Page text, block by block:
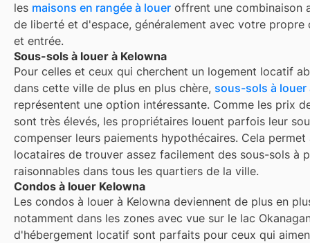
les maisons en rangée à louer offrent une combinaison
de liberté et d'espace, généralement avec votre propre
et entrée.
Sous-sols à louer à Kelowna
Pour celles et ceux qui cherchent un logement locatif
dans cette ville de plus en plus chère, sous-sols à louer
représentent une option intéressante. Comme les prix
sont très élevés, les propriétaires louent parfois leur
compenser leurs paiements hypothécaires. Cela permet
locataires de trouver assez facilement des sous-sols à
raisonnables dans tous les quartiers de la ville.
Condos à louer Kelowna
Les condos à louer à Kelowna deviennent de plus en
notamment dans les zones avec vue sur le lac
d'hébergement locatif sont parfaits pour ceux qui